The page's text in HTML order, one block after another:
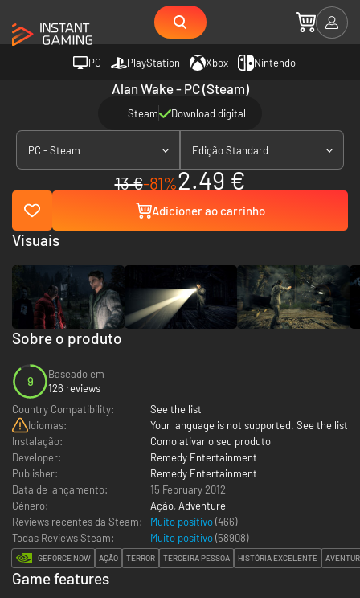
PC PlayStation Xbox Nintendo
Alan Wake - PC (Steam)
Steam Download digital
PC - Steam Edição Standard
13 €-81%2.49 €
Adicioner ao carrinho
Sobre o produto
9
Baseado em
126 reviews
Country Compatibility:
See the list
Idiomas:
Your language is not supported. See the list
Instalação:
Como ativar o seu produto
Developer:
Remedy Entertainment
Publisher:
Remedy Entertainment
Data de lançamento:
15 February 2012
Género:
Ação, Adventure
Reviews recentes da Steam:
Muito positivo(466)
Todas Reviews Steam:
Muito positivo(58908)
GEFORCE NOW AÇÃO TERROR TERCEIRA PESSOA HISTÓRIA EXCELENTE
Visuais
Game features